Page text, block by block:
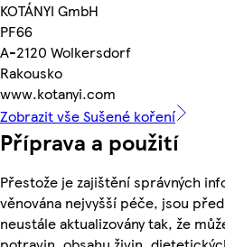
KOTÁNYI GmbH
PF66
A-2120 Wolkersdorf
Rakousko
www.kotanyi.com
Zobrazit vše Sušené koření
Příprava a použití
Přestože je zajištění správných
věnována nejvyšší péče, jsou
neustále aktualizovány tak, že